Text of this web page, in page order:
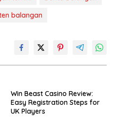
balangan
Win Beast Casino Review:
Easy Registration Steps for
UK Players